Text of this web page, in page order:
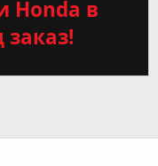
Honda в